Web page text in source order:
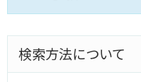
検索方法について